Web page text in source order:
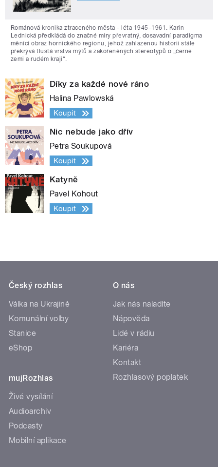
Románová kronika ztraceného města - léta 1945–1961. Karin
Lednická předkládá do značné míry převratný, dosavadní paradigma
měnící obraz hornického regionu, jehož zahlazenou historii stále
překrývá tlustá vrstva mýtů a zakořeněných stereotypů o „černé
zemi a rudém kraji“.
Díky za každé nové ráno
Halina Pawlowská
Koupit
Nic nebude jako dřív
Petra Soukupová
Koupit
Katyně
Pavel Kohout
Koupit
Český rozhlas
Válka na Ukrajině
Komunální volby
Stanice
eShop
mujRozhlas
Živé vysílání
Audioarchiv
Podcasty
Mobilní aplikace
O nás
Jak nás naladíte
Nápověda
Lidé v rádiu
Kariéra
Kontakt
Rozhlasový poplatek